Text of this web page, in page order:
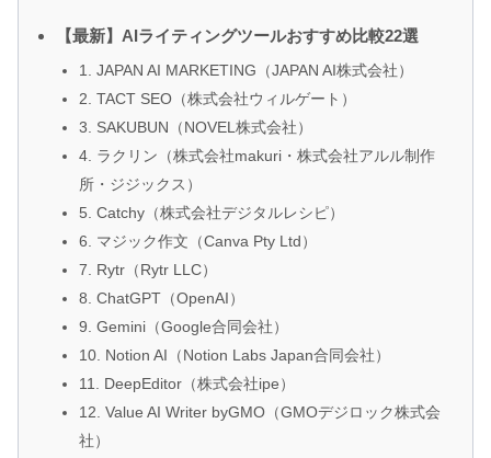
【最新】AIライティングツールおすすめ比較22選
1. JAPAN AI MARKETING（JAPAN AI株式会社）
2. TACT SEO（株式会社ウィルゲート）
3. SAKUBUN（NOVEL株式会社）
4. ラクリン（株式会社makuri・株式会社アルル制作
所・ジジックス）
5. Catchy（株式会社デジタルレシピ）
6. マジック作文（Canva Pty Ltd）
7. Rytr（Rytr LLC）
8. ChatGPT（OpenAI）
9. Gemini（Google合同会社）
10. Notion AI（Notion Labs Japan合同会社）
11. DeepEditor（株式会社ipe）
12. Value AI Writer byGMO（GMOデジロック株式会
社）